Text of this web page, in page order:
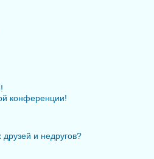
конференции!
и недругов?